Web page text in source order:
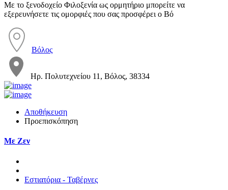
Με το ξενοδοχείο Φιλοξενία ως ορμητήριο μπορείτε να
εξερευνήσετε τις ομορφιές που σας προσφέρει ο Βό
Βόλος
Ηρ. Πολυτεχνείου 11, Βόλος, 38334
Αποθήκευση
Προεπισκόπηση
Με Ζεν
Εστιατόρια - Ταβέρνες